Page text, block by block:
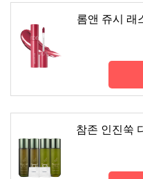
롬앤 쥬시 래
참존 인진쑥